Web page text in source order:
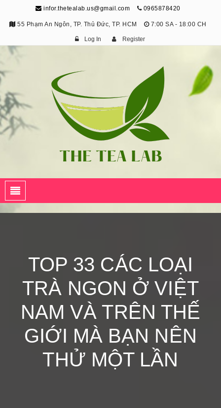
infor.thetealab.us@gmail.com 0965878420
55 Phạm An Ngôn, TP. Thủ Đức, TP. HCM 7:00 SA - 18:00 CH
Log In Register
TOP 33 CÁC LOẠI
TRÀ NGON Ở VIỆT
NAM VÀ TRÊN THẾ
GIỚI MÀ BẠN NÊN
THỬ MỘT LẦN